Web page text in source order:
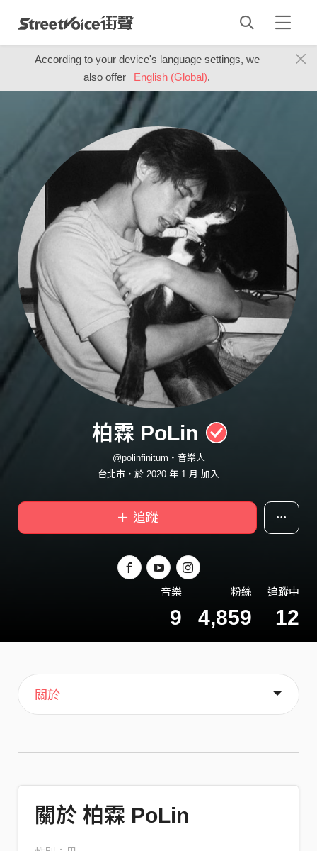
According to your device's language settings, we
also offer
English (Global).
柏霖 PoLin
@polinfinitum・音樂人
台北市・於 2020 年 1 月 加入
＋ 追蹤
音樂
9
粉絲
4,859
追蹤中
12
主頁
音樂
喜歡
關於
關於 柏霖 PoLin